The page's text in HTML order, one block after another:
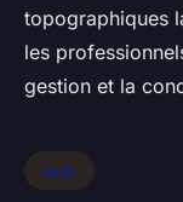
topographiques
les
gestion et la
Actu